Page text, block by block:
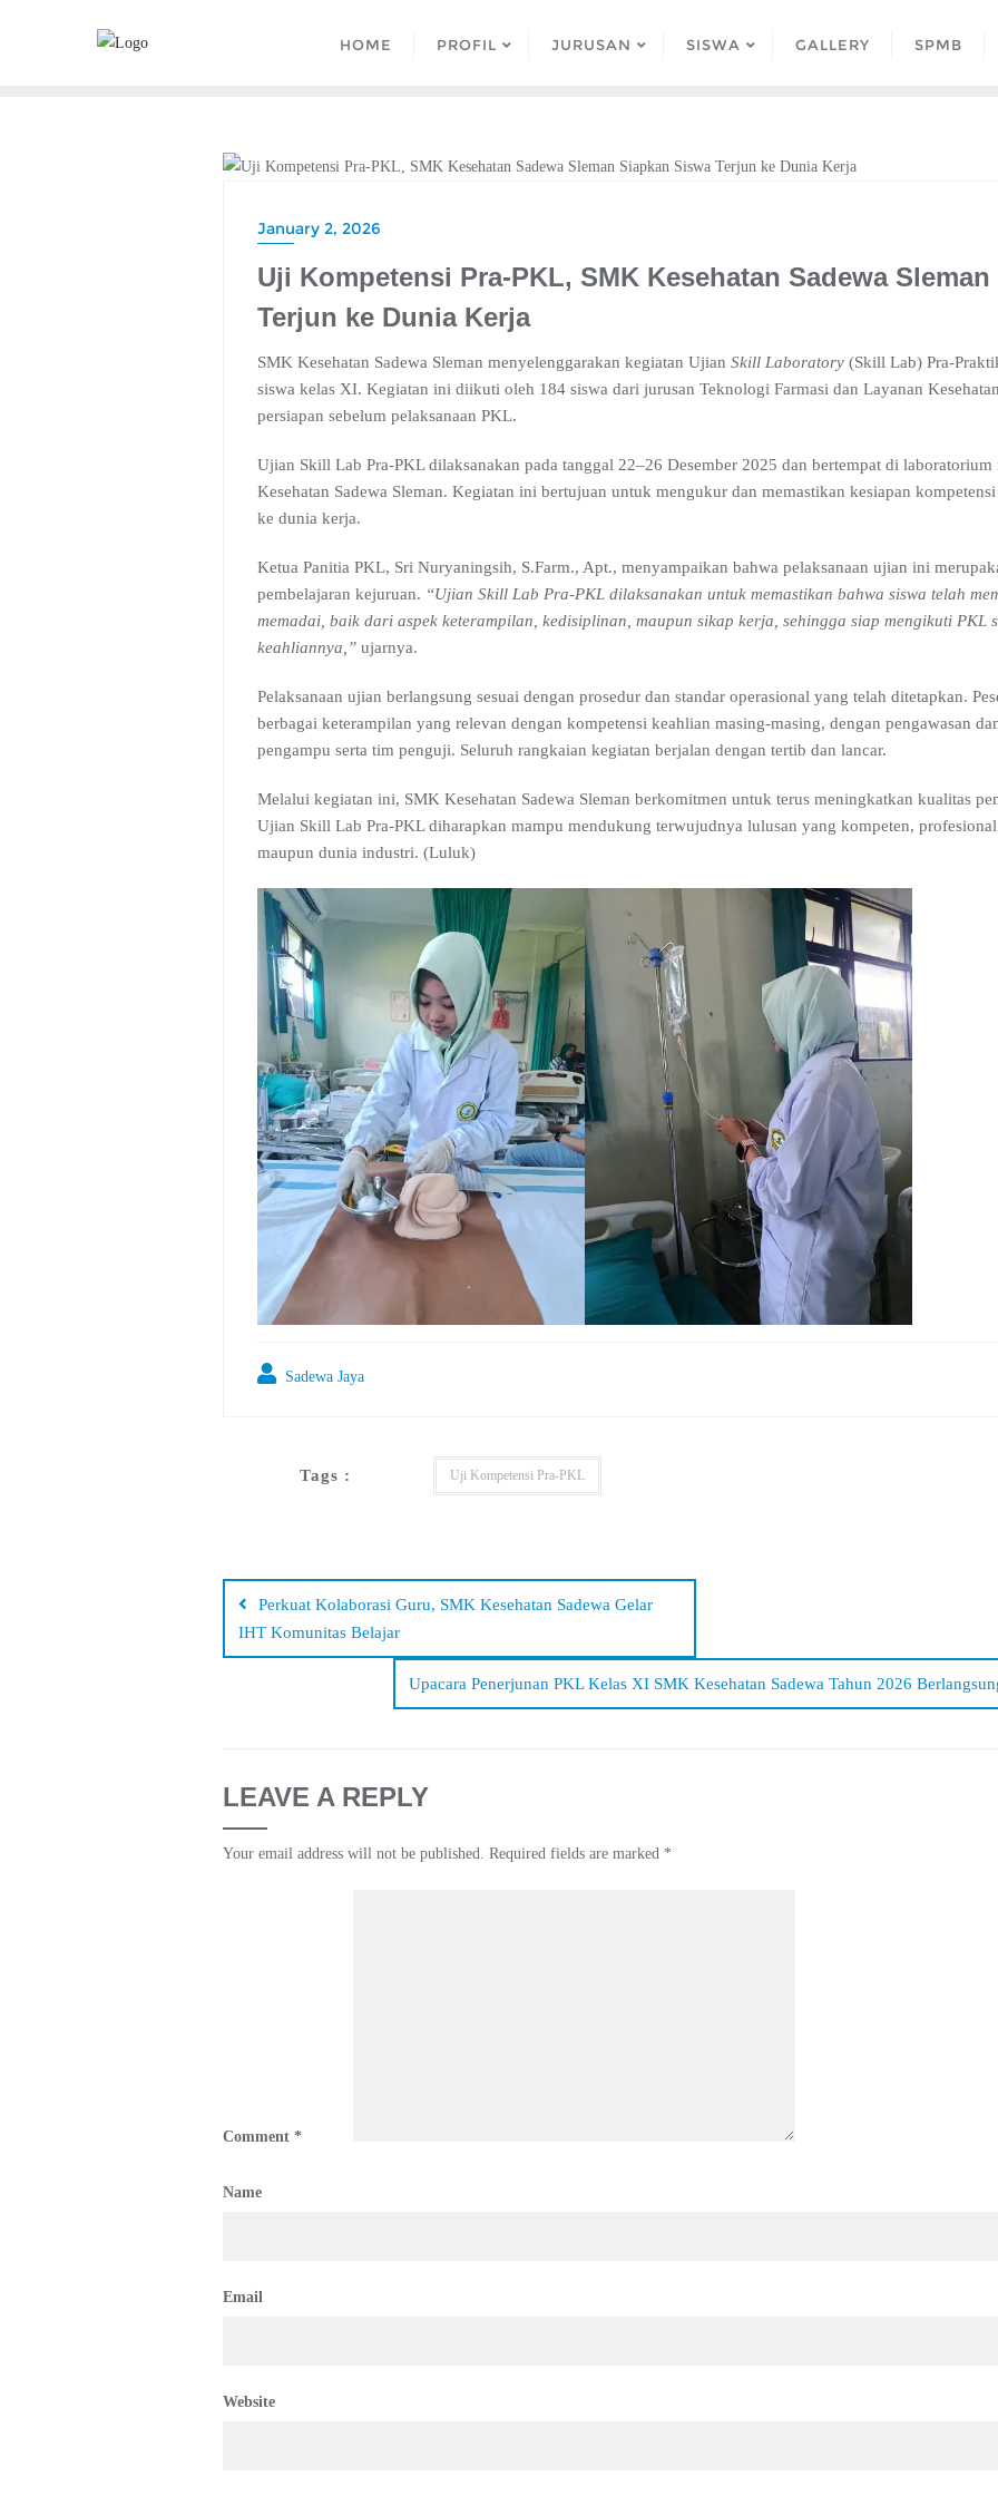
HOME PROFIL JURUSAN SISWA GALLERY SPMB
January 2, 2026
Uji Kompetensi Pra-PKL, SMK Kesehatan Sadewa
Terjun ke Dunia Kerja
SMK Kesehatan Sadewa Sleman menyelenggarakan kegiatan Ujian Skill Laboratory(Skill Lab) Pra-
siswa kelas XI. Kegiatan ini diikuti oleh 184 siswa dari jurusan Teknologi Farmasi dan Layanan
persiapan sebelum pelaksanaan PKL.
Ujian Skill Lab Pra-PKL dilaksanakan pada tanggal 22–26 Desember 2025 dan bertempat di
Kesehatan Sadewa Sleman. Kegiatan ini bertujuan untuk mengukur dan memastikan kesiapan
ke dunia kerja.
Ketua Panitia PKL, Sri Nuryaningsih, S.Farm., Apt., menyampaikan bahwa pelaksanaan ujian ini
pembelajaran kejuruan. “Ujian Skill Lab Pra-PKL dilaksanakan untuk memastikan bahwa siswa telah
memadai, baik dari aspek keterampilan, kedisiplinan, maupun sikap kerja, sehingga siap mengikuti PKL
keahliannya,”ujarnya.
Pelaksanaan ujian berlangsung sesuai dengan prosedur dan standar operasional yang telah ditetapkan.
berbagai keterampilan yang relevan dengan kompetensi keahlian masing-masing, dengan pengawasan
pengampu serta tim penguji. Seluruh rangkaian kegiatan berjalan dengan tertib dan lancar.
Melalui kegiatan ini, SMK Kesehatan Sadewa Sleman berkomitmen untuk terus meningkatkan kualitas
Ujian Skill Lab Pra-PKL diharapkan mampu mendukung terwujudnya lulusan yang kompeten,
maupun dunia industri. (Luluk)
Sadewa Jaya
Tags : Uji Kompetensi Pra-PKL
Post
navigation
Perkuat Kolaborasi Guru, SMK Kesehatan Sadewa Gelar
IHT Komunitas Belajar
Upacara Penerjunan PKL Kelas XI SMK Kesehatan Sadewa Tahun 2026
LEAVE A REPLY
Your email address will not be published. Required fields are marked *
Comment *
Name
Email
Website